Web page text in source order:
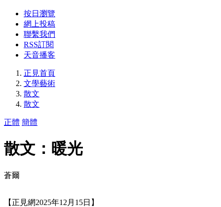
按日瀏覽
網上投稿
聯繫我們
RSS訂閱
天音播客
正見首頁
文學藝術
散文
散文
正體 簡體
散文：暖光
蒼爾
【正見網2025年12月15日】